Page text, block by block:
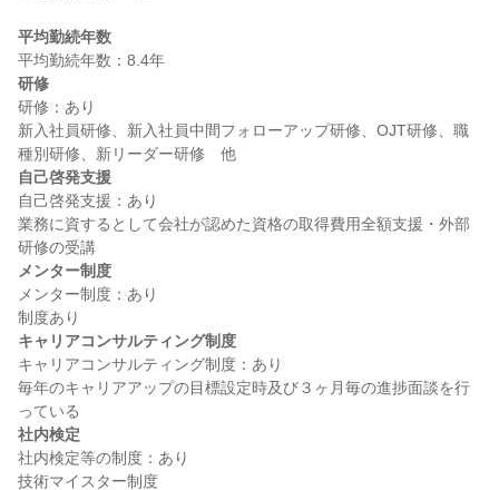
平均勤続年数
研修
研修：あり
新入社員研修、新入社員中間フォローアップ研修、OJT研修、職
自己啓発支援
自己啓発支援：あり
業務に資するとして会社が認めた資格の取得費用全額支援・外部
メンター制度
メンター制度：あり
キャリアコンサルティング制度
キャリアコンサルティング制度：あり
毎年のキャリアアップの目標設定時及び３ヶ月毎の進捗面談を行
社内検定
社内検定等の制度：あり